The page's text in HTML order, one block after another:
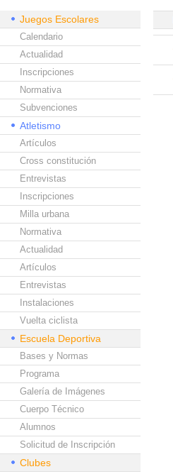
Juegos Escolares
Calendario
Actualidad
Inscripciones
Normativa
Subvenciones
Atletismo
Artículos
Cross constitución
Entrevistas
Inscripciones
Milla urbana
Normativa
Actualidad
Artículos
Entrevistas
Instalaciones
Vuelta ciclista
Escuela Deportiva
Bases y Normas
Programa
Galería de Imágenes
Cuerpo Técnico
Alumnos
Solicitud de Inscripción
Clubes